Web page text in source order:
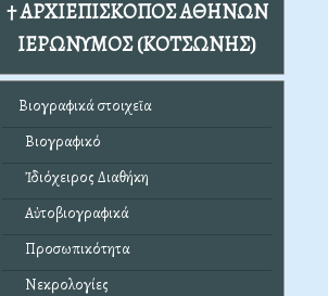
† ΑΡΧΙΕΠΙΣΚΟΠΟΣ ΑΘΗΝΩΝ
ΙΕΡΩΝΥΜΟΣ (ΚΟΤΣΩΝΗΣ)
Βιογραφικά στοιχεῖα
Βιογραφικό
Ἰδιόχειρος Διαθήκη
Αὐτοβιογραφικά
Προσωπικότητα
Νεκρολογίες